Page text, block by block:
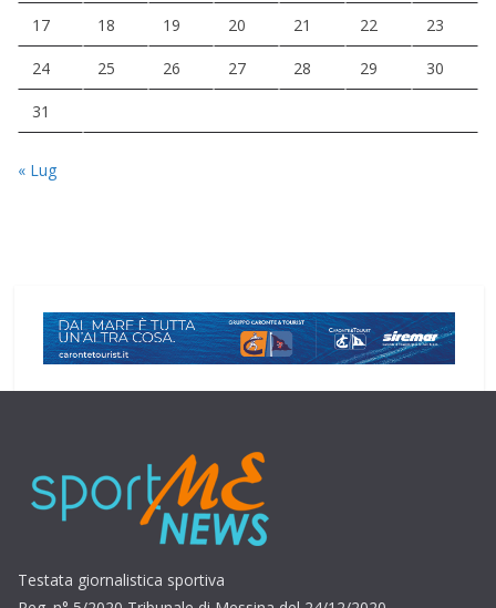
17 18 19 20 21 22 23
24 25 26 27 28 29 30
31
« Lug
Testata giornalistica sportiva